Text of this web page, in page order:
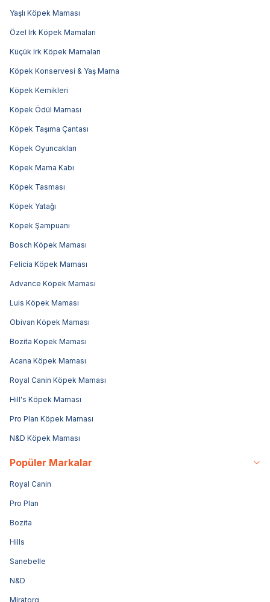
Yaşlı Köpek Maması
Özel Irk Köpek Mamaları
Küçük Irk Köpek Mamaları
Köpek Konservesi & Yaş Mama
Köpek Kemikleri
Köpek Ödül Maması
Köpek Taşıma Çantası
Köpek Oyuncakları
Köpek Mama Kabı
Köpek Tasması
Köpek Yatağı
Köpek Şampuanı
Bosch Köpek Maması
Felicia Köpek Maması
Advance Köpek Maması
Luis Köpek Maması
Obivan Köpek Maması
Bozita Köpek Maması
Acana Köpek Maması
Royal Canin Köpek Maması
Hill's Köpek Maması
Pro Plan Köpek Maması
N&D Köpek Maması
Popüler Markalar
Royal Canin
Pro Plan
Bozita
Hills
Sanebelle
N&D
Miratorg